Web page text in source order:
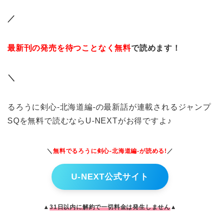
／
最新刊の発売を待つことなく無料で読めます！
＼
るろうに剣心-北海道編-の最新話が連載されるジャンプ
SQを無料で読むならU-NEXTがお得ですよ♪
＼ 無料でるろうに剣心-北海道編-が読める! ／
U-NEXT公式サイト
▲ 31日以内に解約で一切料金は発生しません▲